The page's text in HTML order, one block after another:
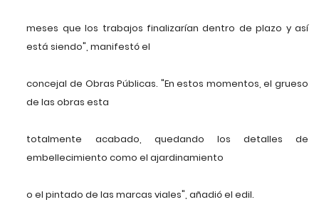
meses que los trabajos finalizarían dentro de plazo y así
está siendo", manifestó el
concejal de Obras Públicas. "En estos momentos, el grueso
de las obras esta
totalmente acabado, quedando los detalles de
embellecimiento como el ajardinamiento
o el pintado de las marcas viales", añadió el edil.